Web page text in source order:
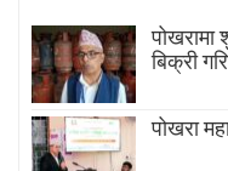
पोखरामा
बिक्री
पोखरा